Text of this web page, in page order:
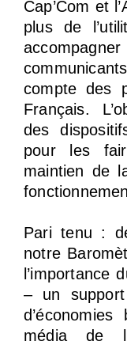
Cap’Com et
plus de
compte des
Français.
des
pour les
maintien de
Pari tenu :
notre
l’importance
– un
média de